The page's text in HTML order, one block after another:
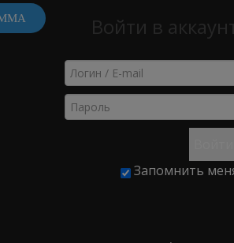
Войти в
Запомнить
ВИДЕО